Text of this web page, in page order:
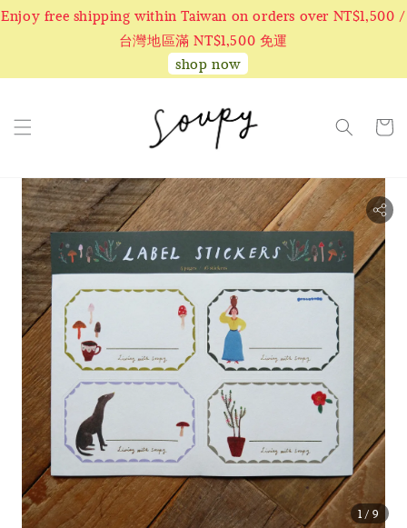
Enjoy free shipping within Taiwan on orders over NT$1,500 /
台灣地區滿 NT$1,500 免運
shop now
1 /9